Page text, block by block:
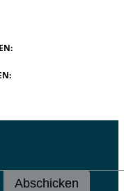
Abschicken